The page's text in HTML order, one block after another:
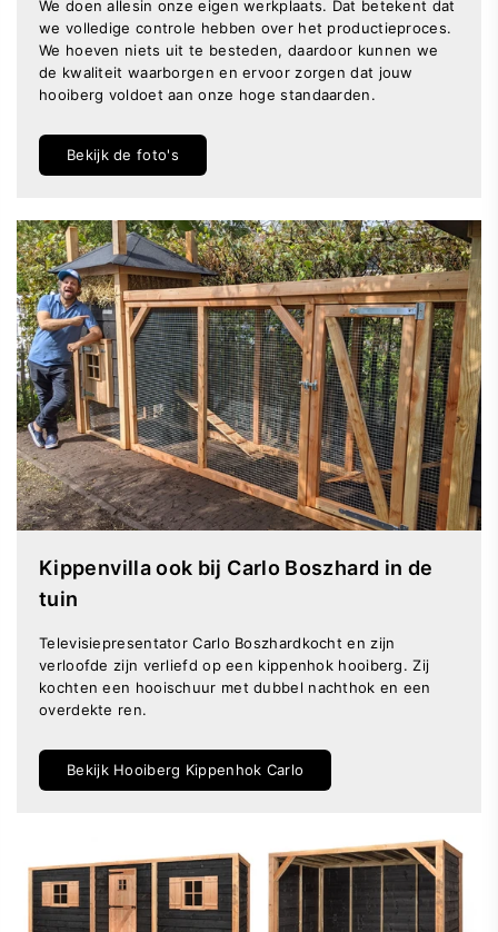
We doen allesin onze eigen werkplaats. Dat betekent dat
we volledige controle hebben over het productieproces.
We hoeven niets uit te besteden, daardoor kunnen we
de kwaliteit waarborgen en ervoor zorgen dat jouw
hooiberg voldoet aan onze hoge standaarden.
Bekijk de foto's
Kippenvilla ook bij Carlo Boszhard in de
tuin
Televisiepresentator Carlo Boszhardkocht en zijn
verloofde zijn verliefd op een kippenhok hooiberg. Zij
kochten een hooischuur met dubbel nachthok en een
overdekte ren.
Bekijk Hooiberg Kippenhok Carlo